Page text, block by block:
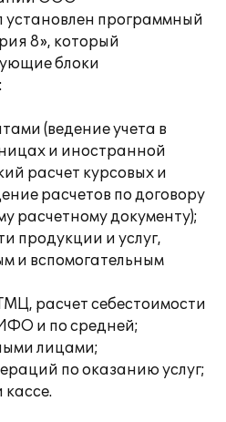
программный
8», который
блоки
(ведение учета в
и иностранной
расчет курсовых и
расчетов по договору
расчетному документу);
продукции и услуг,
и вспомогательным
расчет себестоимости
и по средней;
лицами;
по оказанию услуг;